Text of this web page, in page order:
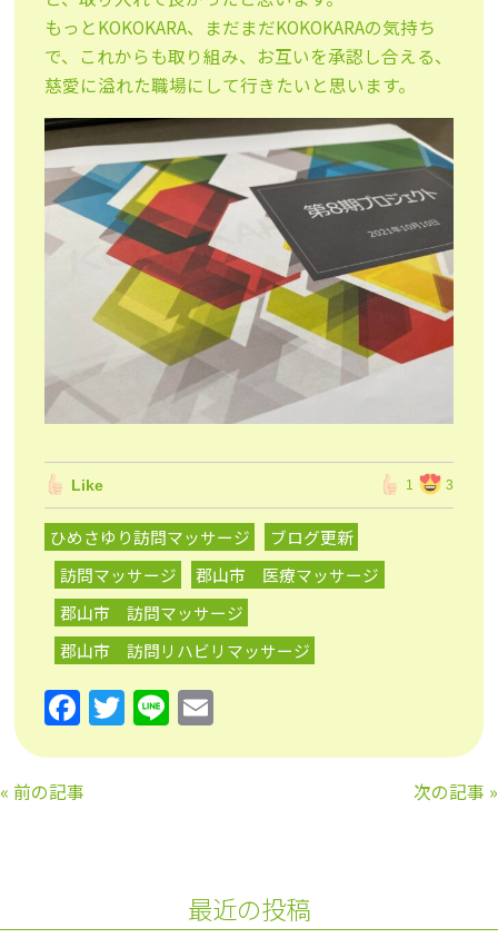
もっとKOKOKARA、まだまだKOKOKARAの気持ち
で、これからも取り組み、お互いを承認し合える、
慈愛に溢れた職場にして行きたいと思います。
Like 1 3
ひめさゆり訪問マッサージ
ブログ更新
訪問マッサージ
郡山市 医療マッサージ
郡山市 訪問マッサージ
郡山市 訪問リハビリマッサージ
F
a
c
e
o
T
w
Li
n m
« 前の記事 次の記事 »
最近の投稿